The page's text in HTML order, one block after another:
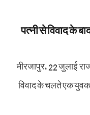
पत्नी से विवाद के
मीरजापुर, 22 जुलाई
विवाद के चलते एक युवक